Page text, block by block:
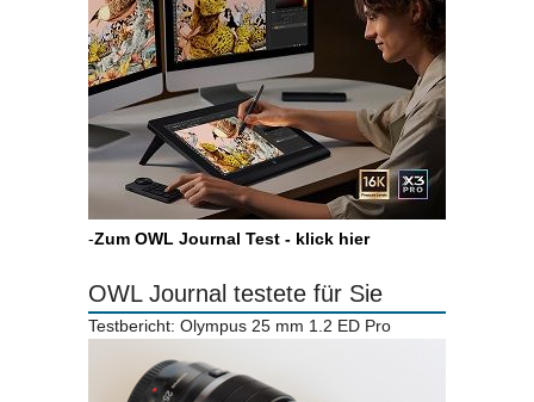
-Zum OWL Journal Test - klick hier
OWL Journal testete für Sie
Testbericht: Olympus 25 mm 1.2 ED Pro